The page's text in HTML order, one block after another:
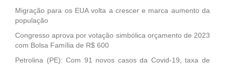
Migração para os EUA volta a crescer e marca aumento da
população
Congresso aprova por votação simbólica orçamento de 2023
com Bolsa Família de R$ 600
Petrolina (PE): Com 91 novos casos da Covid-19, taxa de